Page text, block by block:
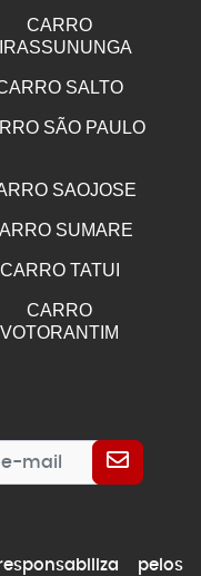
CARRO
SALTO
SÃO PAULO
SAOJOSE
SUMARE
CARRO TATUI
CARRO
VOTORANTIM
pelos